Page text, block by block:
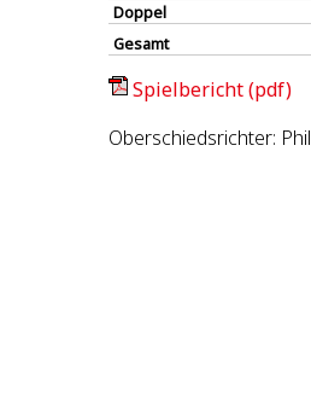
Doppel
Gesamt
Spielbericht (pdf)
Oberschiedsrichter: